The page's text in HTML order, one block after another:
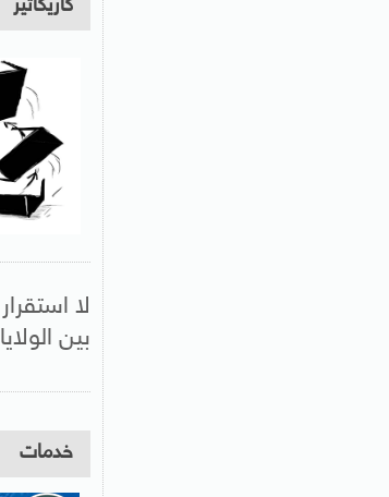
كاريكاتير
لا
بين
خدمات